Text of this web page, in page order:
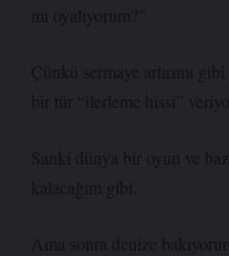
mı oyalıyorum?”
Çünkü sermaye artırımı
bir tür “ilerleme hissi”
Sanki dünya bir oyun ve
kalacağım gibi.
Ama sonra denize